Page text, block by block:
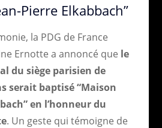
Pierre Elkabbach”
la PDG de France
Ernotte a annoncé que le
du siège parisien de
serait baptisé “Maison
en l’honneur du
. Un geste qui témoigne de